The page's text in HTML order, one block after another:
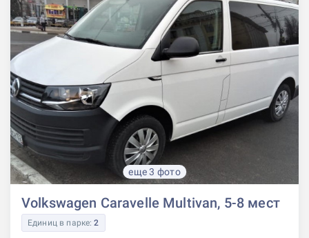
еще 3 фото
Volkswagen Caravelle Multivan, 5-8 мест
Единиц в парке:2